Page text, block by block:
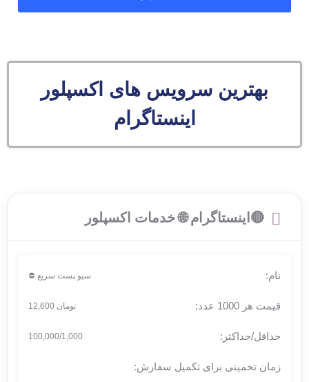
بهترین سرویس های اکسپلور
اینستاگرام
🔴اینستاگرام 🌐 خدمات اکسپلور
سیو پست سریع ⛔
تومان 12,600
100,000/1,000